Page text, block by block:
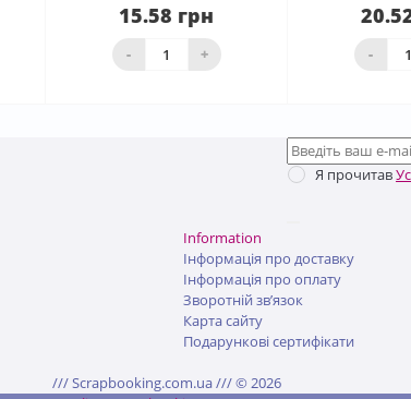
15.58 грн
- +
Нема в наявності -
Нема в
Я прочитав
Information
Інформація про доставку
Інформація про оплату
Зворотній зв’язок
Карта сайту
Подарункові сертифікати
/// Scrapbooking.com.ua /// © 2026